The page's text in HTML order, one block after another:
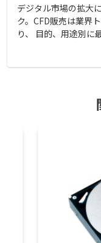
デジタル市場の拡大
ク。CFD販売は業界
り、 目的、用途別に